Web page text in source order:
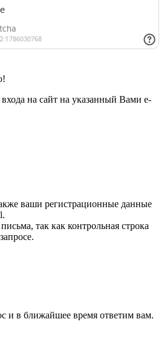
на сайт на указанный Вами e-
ваши регистрационные данные
так как контрольная строка
и в ближайшее время ответим вам.